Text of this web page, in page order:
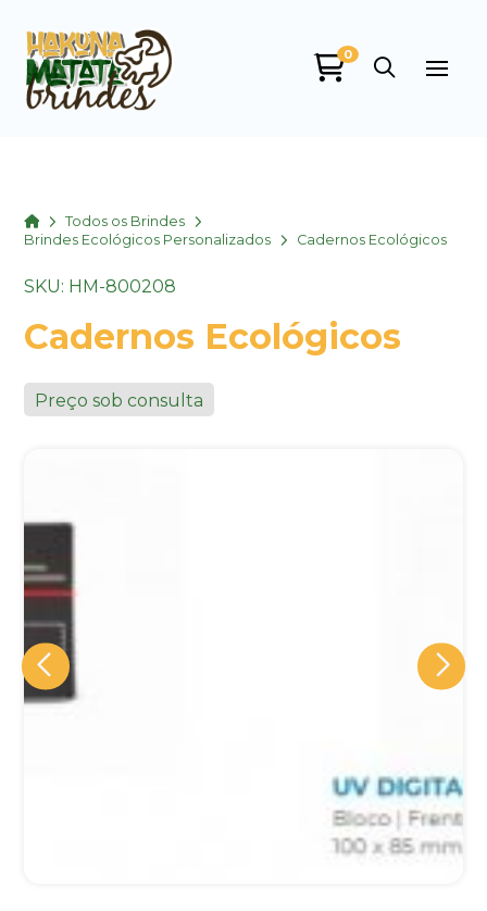
0
HomeTodos os Brindes
Brindes Ecológicos Personalizados
Cadernos Ecológicos
SKU: HM-800208
Cadernos Ecológicos
Preço sob consulta